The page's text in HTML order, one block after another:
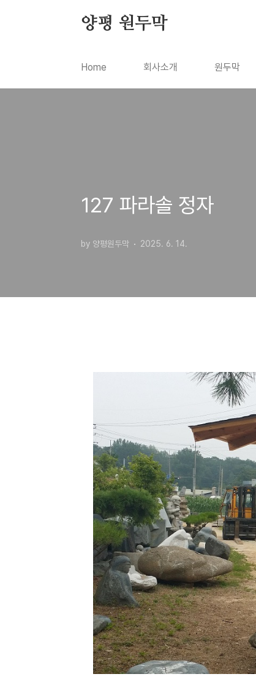
양평 원두막
Home 회사소개 원두막
127 파라솔 정자
by 양평원두막 2025. 6. 14.